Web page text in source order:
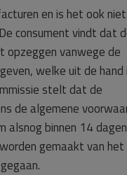
en is het ook niet
consument vindt dat
opzeggen vanwege de
welke uit de hand
stelt dat de
de algemene
alsnog binnen 14
gemaakt van het